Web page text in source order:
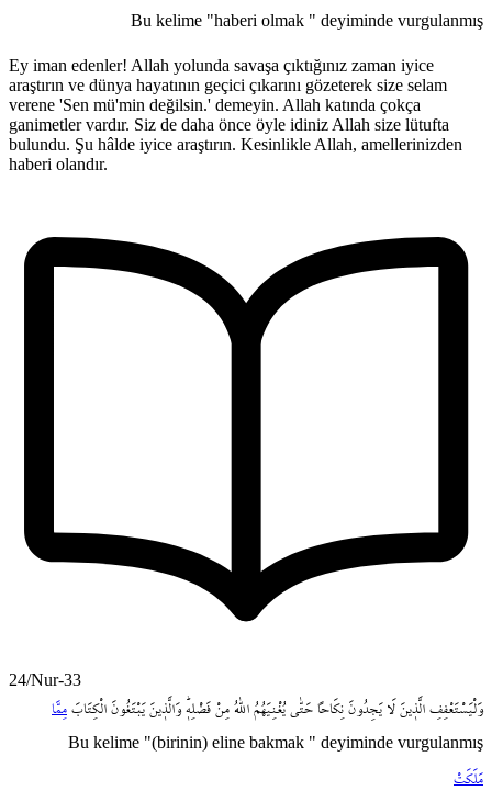
Bu kelime "haberi olmak " deyiminde vurgulanmış
Ey iman edenler! Allah yolunda savaşa çıktığınız zaman iyice
araştırın ve dünya hayatının geçici çıkarını gözeterek size selam
verene 'Sen mü'min değilsin.' demeyin. Allah katında çokça
ganimetler vardır. Siz de daha önce öyle idiniz Allah size lütufta
bulundu. Şu hâlde iyice araştırın. Kesinlikle Allah, amellerinizden
haberi olandır.
24/Nur-33
وَلْيَسْتَعْفِفِ الَّذ۪ينَ لَا يَجِدُونَ نِكَاحاً حَتّٰى يُغْنِيَهُمُ اللّٰهُ مِنْ فَضْلِه۪ۜ وَالَّذ۪ينَ يَبْتَغُونَ الْكِتَابَ مِمَّا
Bu kelime "(birinin) eline bakmak " deyiminde vurgulanmış
مَلَكَتْ